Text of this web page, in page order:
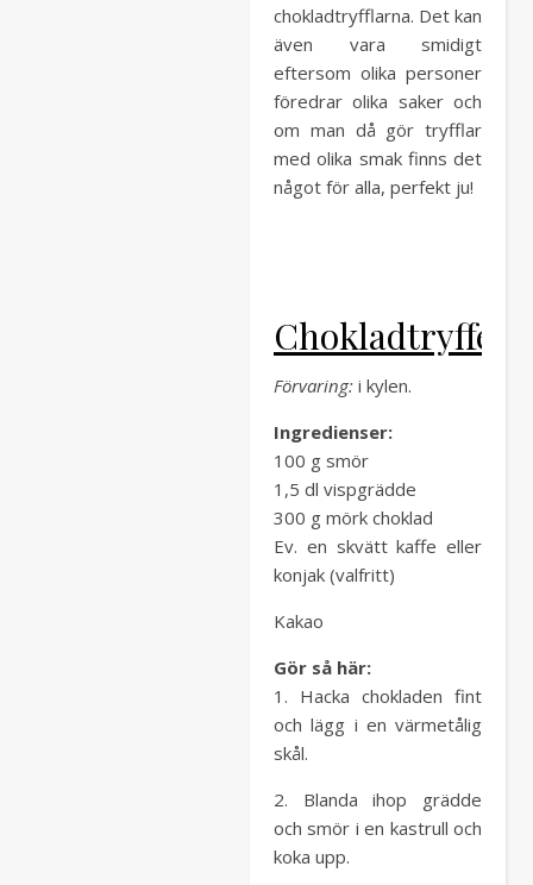
chokladtryfflarna. Det kan
även vara smidigt
eftersom olika personer
föredrar olika saker och
om man då gör tryfflar
med olika smak finns det
något för alla, perfekt ju!
Chokladtryffel
Förvaring: i kylen.
Ingredienser:
100 g smör
1,5 dl vispgrädde
300 g mörk choklad
Ev. en skvätt kaffe eller
konjak (valfritt)
Kakao
Gör så här:
1. Hacka chokladen fint
och lägg i en värmetålig
skål.
2. Blanda ihop grädde
och smör i en kastrull och
koka upp.